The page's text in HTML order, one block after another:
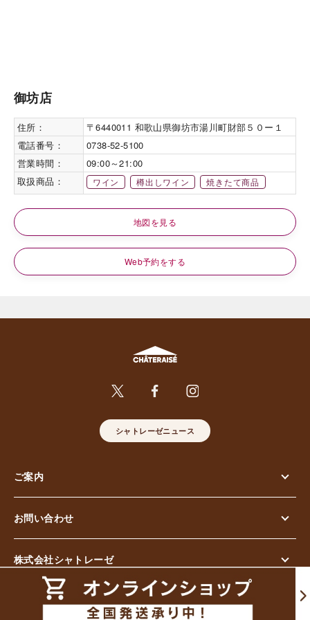
御坊店
住所：
〒6440011 和歌山県御坊市湯川町財部５０ー１
電話番号：
0738-52-5100
営業時間：
09:00～21:00
取扱商品：
ワイン 樽出しワイン 焼きたて商品
地図を見る
Web予約をする
シャトレーゼニュース
ご案内
お問い合わせ
株式会社シャトレーゼ
© Chateraise Co.,Ltd. All Rights Reserved.